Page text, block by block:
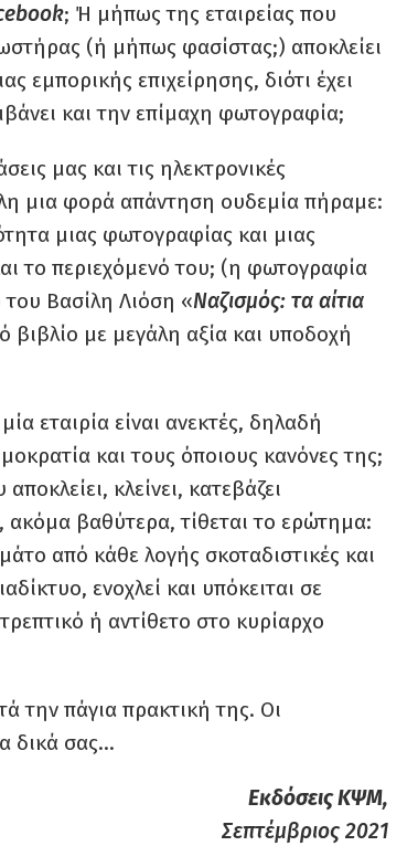
; Ή μήπως της εταιρείας που
(ή μήπως φασίστας;) αποκλείει
εμπορικής επιχείρησης, διότι έχει
και την επίμαχη φωτογραφία;
μας και τις ηλεκτρονικές
μια φορά απάντηση ουδεμία πήραμε:
μιας φωτογραφίας και μιας
το περιεχόμενό του; (η φωτογραφία
Βασίλη Λιόση «Ναζισμός: τα αίτια
βιβλίο με μεγάλη αξία και υποδοχή
εταιρία είναι ανεκτές, δηλαδή
και τους όποιους κανόνες της;
κλείνει, κατεβάζει
ακόμα βαθύτερα, τίθεται το ερώτημα:
από κάθε λογής σκοταδιστικές και
ενοχλεί και υπόκειται σε
ή αντίθετο στο κυρίαρχο
την πάγια πρακτική της. Οι
δικά σας…
Εκδόσεις ΚΨΜ,
Σεπτέμβριος 2021